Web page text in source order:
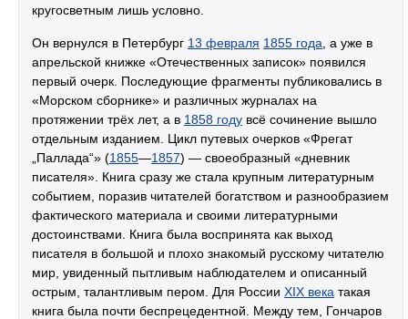
кругосветным лишь условно.
Он вернулся в Петербург 13 февраля 1855 года , а уже в
апрельской книжке «Отечественных записок» появился
первый очерк. Последующие фрагменты публиковались в
«Морском сборнике» и различных журналах на
протяжении трёх лет, а в 1858 году всё сочинение вышло
отдельным изданием. Цикл путевых очерков «Фрегат
„Паллада“» (1855—1857) — своеобразный «дневник
писателя». Книга сразу же стала крупным литературным
событием, поразив читателей богатством и разнообразием
фактического материала и своими литературными
достоинствами. Книга была воспринята как выход
писателя в большой и плохо знакомый русскому читателю
мир, увиденный пытливым наблюдателем и описанный
острым, талантливым пером. Для России XIX века такая
книга была почти беспрецедентной. Между тем, Гончаров